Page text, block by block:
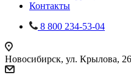
Контакты
8 800 234-53-04
Новосибирск, ул. Крылова, 26